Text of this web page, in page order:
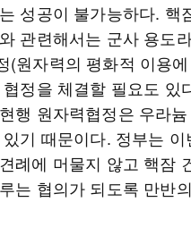
성공이 불가능하다. 핵
관련해서는 군사 용도
(원자력의 평화적 이용
정을 체결할 필요도 있
행 원자력협정은 우라
기 때문이다. 정부는
례에 머물지 않고 핵잠
는 협의가 되도록 만반